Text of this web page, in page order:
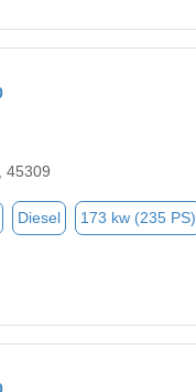
45309
Diesel 173 kw (235 PS)